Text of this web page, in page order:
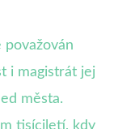
i magistrát jej
města.
tisíciletí, kdy